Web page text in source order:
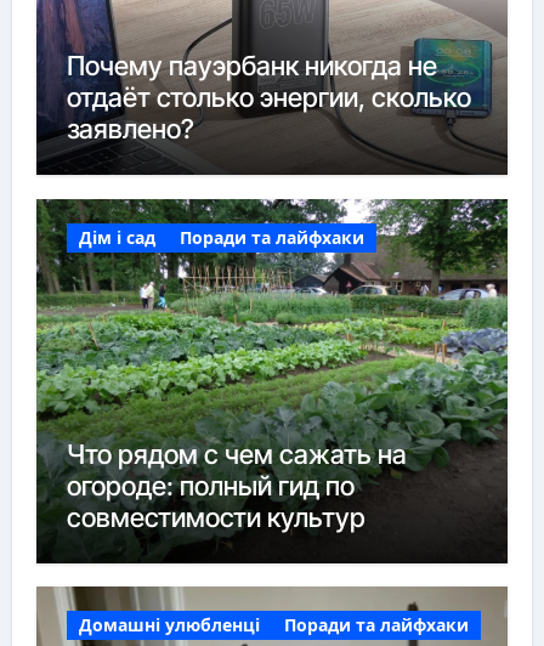
Почему пауэрбанк никогда не
отдаёт столько энергии, сколько
заявлено?
Дім і сад Поради та лайфхаки
Что рядом с чем сажать на
огороде: полный гид по
совместимости культур
Домашні улюбленці Поради та лайфхаки